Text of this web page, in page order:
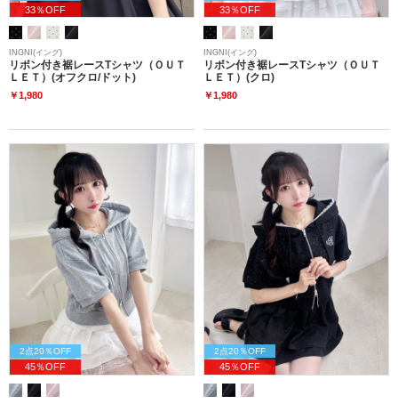
33％OFF
INGNI(イング)
リボン付き裾レースTシャツ（ＯＵＴ
ＬＥＴ）(オフクロ/ドット)
￥1,980
33％OFF
INGNI(イング)
リボン付き裾レースTシャツ（ＯＵＴ
ＬＥＴ）(クロ)
￥1,980
2点20％OFF
45％OFF
2点20％OFF
45％OFF